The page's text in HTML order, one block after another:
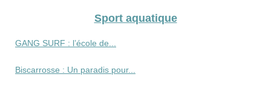
Sport aquatique
GANG SURF : l’école de...
Biscarrosse : Un paradis pour...